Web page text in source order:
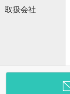
取扱会社